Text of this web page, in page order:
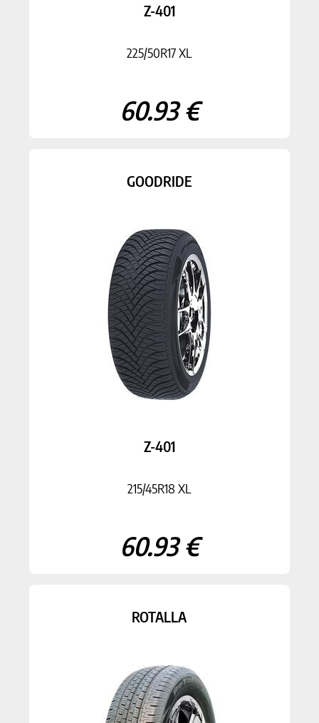
Z-401
225/50R17 XL
60.93 €
GOODRIDE
Z-401
215/45R18 XL
60.93 €
ROTALLA